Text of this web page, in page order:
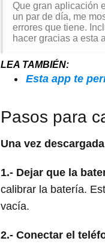
Que gran aplicación
un par de día, me
errores que tiene.
hacer gracias a esta
LEA TAMBIÉN:
Esta app te
Pasos para
Una vez
1.- Dejar que la
calibrar la batería.
vacía.
2.- Conectar el